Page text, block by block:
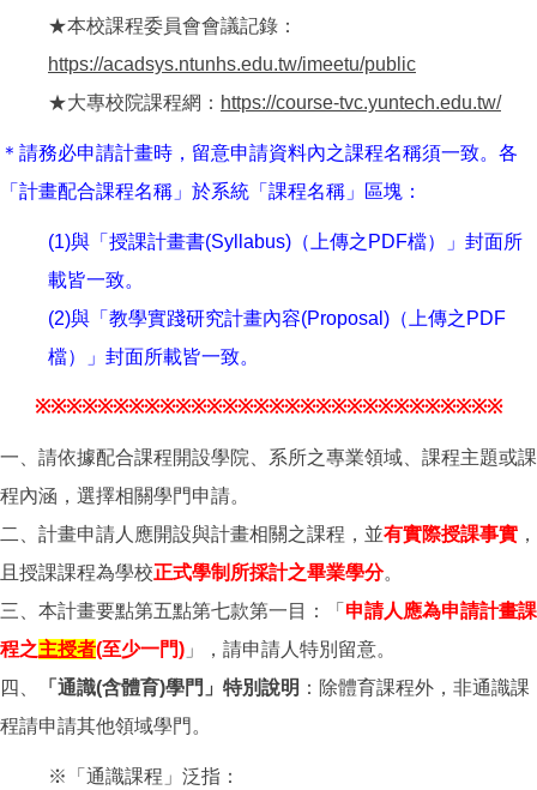
★本校課程委員會會議記錄：
https://acadsys.ntunhs.edu.tw/imeetu/public
★大專校院課程網： https://course-tvc.yuntech.edu.tw/
＊請務必申請計畫時，留意申請資料內之課程名稱須一致。各
「計畫配合課程名稱」於系統「課程名稱」區塊：
(1)與「授課計畫書(Syllabus)（上傳之PDF檔）」封面所
載皆一致。
(2)與「教學實踐研究計畫內容(Proposal)（上傳之PDF
檔）」封面所載皆一致。
※※※※※※※※※※※※※※※※※※※※※※※※※※※※※※
一、請依據配合課程開設學院、系所之專業領域、課程主題或課
程內涵，選擇相關學門申請。
二、計畫申請人應開設與計畫相關之課程，並有實際授課事實 ，
且授課課程為學校正式學制所採計之畢業學分。
三、本計畫要點第五點第七款第一目：「 申請人應為申請計畫課
程之主授者(至少一門) 」，請申請人特別留意。
四、
「通識(含體育)學門」特別說明 ：除體育課程外，非通識課
程請申請其他領域學門。
※「通識課程」泛指：